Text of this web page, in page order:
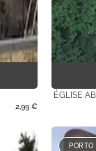
2,99€
ÉGLISE